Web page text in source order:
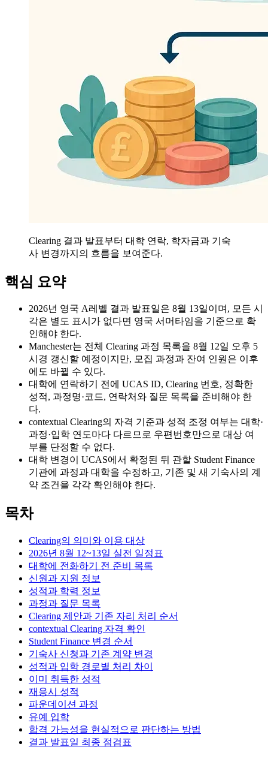
Clearing 결과 발표부터 대학 연락, 학자금과 기숙
사 변경까지의 흐름을 보여준다.
핵심 요약
2026년 영국 A레벨 결과 발표일은 8월 13일이며, 모든 시
각은 별도 표시가 없다면 영국 서머타임을 기준으로 확
인해야 한다.
Manchester는 전체 Clearing 과정 목록을 8월 12일 오후 5
시경 갱신할 예정이지만, 모집 과정과 잔여 인원은 이후
에도 바뀔 수 있다.
대학에 연락하기 전에 UCAS ID, Clearing 번호, 정확한
성적, 과정명·코드, 연락처와 질문 목록을 준비해야 한
다.
contextual Clearing의 자격 기준과 성적 조정 여부는 대학·
과정·입학 연도마다 다르므로 우편번호만으로 대상 여
부를 단정할 수 없다.
대학 변경이 UCAS에서 확정된 뒤 관할 Student Finance
기관에 과정과 대학을 수정하고, 기존 및 새 기숙사의 계
약 조건을 각각 확인해야 한다.
목차
Clearing의 의미와 이용 대상
2026년 8월 12~13일 실전 일정표
대학에 전화하기 전 준비 목록
신원과 지원 정보
성적과 학력 정보
과정과 질문 목록
Clearing 제안과 기존 자리 처리 순서
contextual Clearing 자격 확인
Student Finance 변경 순서
기숙사 신청과 기존 계약 변경
성적과 입학 경로별 처리 차이
이미 취득한 성적
재응시 성적
파운데이션 과정
유예 입학
합격 가능성을 현실적으로 판단하는 방법
결과 발표일 최종 점검표